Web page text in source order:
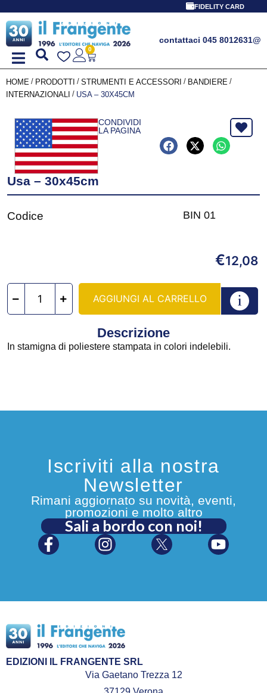
FIDELITY CARD
contattaci 045 8012631@
0
HOME / PRODOTTI / STRUMENTI E ACCESSORI / BANDIERE /
INTERNAZIONALI
/ USA – 30X45CM
CONDIVIDI
LA PAGINA
Usa – 30x45cm
Codice BIN 01
€12,08
AGGIUNGI AL CARRELLO
Descrizione
In stamigna di poliestere stampata in colori indelebili.
Iscriviti alla nostra
Newsletter
Rimani aggiornato su novità, eventi,
promozioni e molto altro
Sali a bordo con noi!
EDIZIONI IL FRANGENTE SRL
Via Gaetano Trezza 12